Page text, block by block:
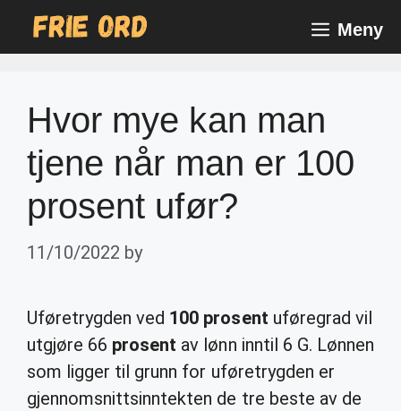
Meny
Hvor mye kan man
tjene når man er 100
prosent ufør?
11/10/2022 by
Uføretrygden ved 100 prosent uføregrad vil
utgjøre 66 prosent av lønn inntil 6 G. Lønnen
som ligger til grunn for uføretrygden er
gjennomsnittsinntekten de tre beste av de